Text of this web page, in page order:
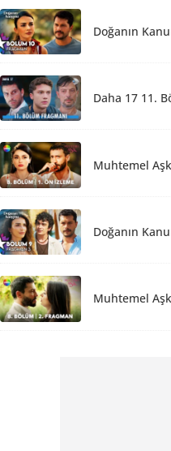
Doğanın
Daha 17 11.
Muhtemel
Doğanın
Muhtemel